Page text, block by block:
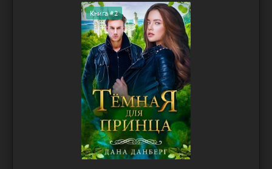
Книга #2